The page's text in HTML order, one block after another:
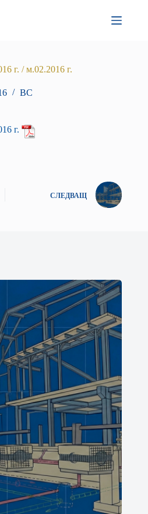
г. / м.02.2016 г.
ВС
г.
СЛЕДВАЩ